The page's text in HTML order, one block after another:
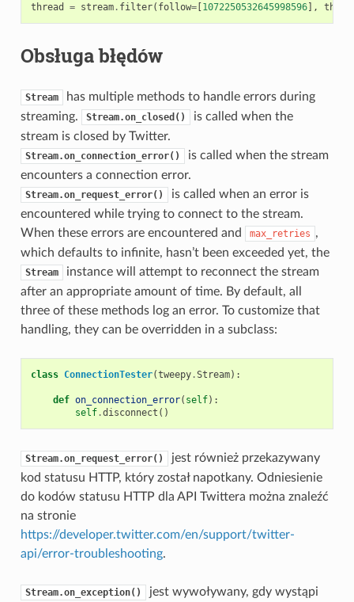
thread = stream. filter( follow=[1072250532645998596],
Obsługa błędów
Stream
has multiple methods to handle errors during
streaming.
Stream.on_closed()
is called when the
stream is closed by Twitter.
Stream.on_connection_error()
is called when the stream
encounters a connection error.
Stream.on_request_error()
is called when an error is
encountered while trying to connect to the stream.
When these errors are encountered and
max_retries ,
which defaults to infinite, hasn’t been exceeded yet, the
Stream
instance will attempt to reconnect the stream
after an appropriate amount of time. By default, all
three of these methods log an error. To customize that
handling, they can be overridden in a subclass:
class ConnectionTester(tweepy.Stream):
def on_connection_error( self):
self.disconnect ()
Stream.on_request_error()
jest również przekazywany
kod statusu HTTP, który został napotkany. Odniesienie
do kodów statusu HTTP dla API Twittera można znaleźć
na stronie
https://developer.twitter.com/en/support/twitter-
api/error-troubleshooting.
Stream.on_exception() jest wywoływany, gdy wystąpi